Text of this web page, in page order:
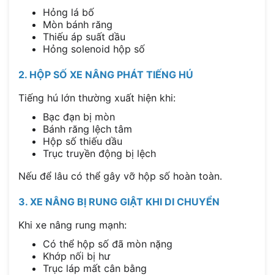
Hỏng lá bố
Mòn bánh răng
Thiếu áp suất dầu
Hỏng solenoid hộp số
2. HỘP SỐ XE NÂNG PHÁT TIẾNG HÚ
Tiếng hú lớn thường xuất hiện khi:
Bạc đạn bị mòn
Bánh răng lệch tâm
Hộp số thiếu dầu
Trục truyền động bị lệch
Nếu để lâu có thể gây vỡ hộp số hoàn toàn.
3. XE NÂNG BỊ RUNG GIẬT KHI DI CHUYỂN
Khi xe nâng rung mạnh:
Có thể hộp số đã mòn nặng
Khớp nối bị hư
Trục láp mất cân bằng